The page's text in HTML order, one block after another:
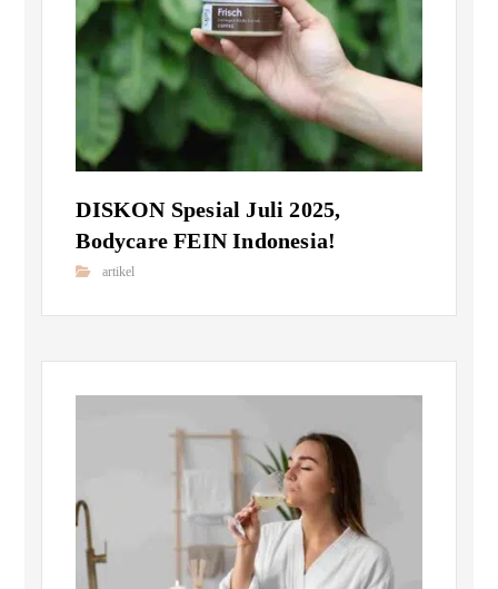
DISKON Spesial Juli 2025,
Bodycare FEIN Indonesia!
artikel